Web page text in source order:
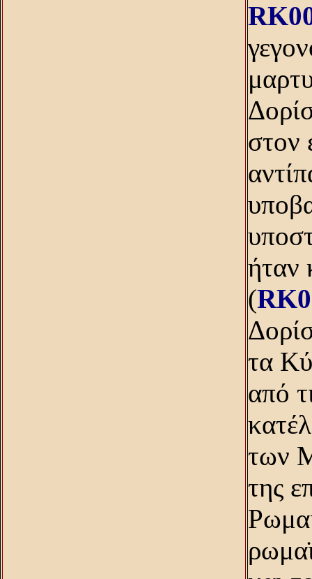
στον
ήταν
(
τα
από
των
της